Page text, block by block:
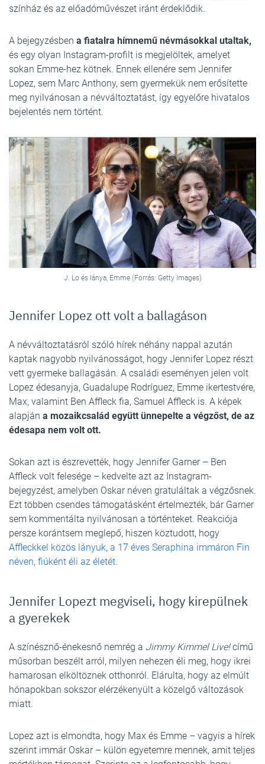
színház és az előadóművészet iránt érdeklődik.
A bejegyzésben a fiatalra hímnemű névmásokkal utaltak,
és egy olyan Instagram-profilt is megjelöltek, amelyet
sokan Emme-hez kötnek. Ennek ellenére sem Jennifer
Lopez, sem Marc Anthony, sem gyermekük nem erősítette
meg nyilvánosan a névváltoztatást, így egyelőre hivatalos
bejelentés nem történt.
J. Lo és lánya, Emme (Forrás: Getty Images)
Jennifer Lopez ott volt a ballagáson
A névváltoztatásról szóló hírek néhány nappal azután
kaptak nagyobb nyilvánosságot, hogy Jennifer Lopez részt
vett gyermeke ballagásán. A családi eseményen jelen volt
Lopez édesanyja, Guadalupe Rodríguez, Emme ikertestvére,
Max, valamint Ben Affleck fia, Samuel Affleck is. A képek
alapján a mozaikcsalád együtt ünnepelte a végzőst, de az
édesapa nem volt ott.
Sokan azt is észrevették, hogy Jennifer Garner – Ben
Affleck volt felesége – kedvelte azt az Instagram-
bejegyzést, amelyben Oskar néven gratuláltak a végzősnek.
Ezt többen csendes támogatásként értelmezték, bár Garner
sem kommentálta nyilvánosan a történteket. Reakciója
persze korántsem meglepő, hiszen köztudott, hogy
Affleckkel közös lányuk, a 17 éves Seraphina immáron Fin
néven, fiúként éli az életét.
Jennifer Lopezt megviseli, hogy kirepülnek
a gyerekek
A színésznő-énekesnő nemrég a Jimmy Kimmel Live!című
műsorban beszélt arról, milyen nehezen éli meg, hogy ikrei
hamarosan elköltöznek otthonról. Elárulta, hogy az elmúlt
hónapokban sokszor elérzékenyült a közelgő változások
miatt.
Lopez azt is elmondta, hogy Max és Emme – vagyis a hírek
szerint immár Oskar – külön egyetemre mennek, amit teljes